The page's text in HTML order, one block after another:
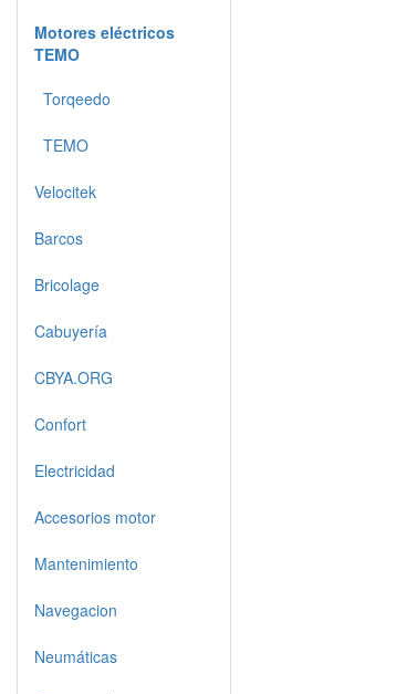
Motores eléctricos
TEMO
Torqeedo
TEMO
Velocitek
Barcos
Bricolage
Cabuyería
CBYA.ORG
Confort
Electricidad
Accesorios motor
Mantenimiento
Navegacion
Neumáticas